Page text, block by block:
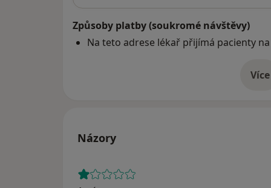
Způsoby platby (soukromé návštěvy)
Na teto adrese lékař přijímá pacienty
Více
o
Názory